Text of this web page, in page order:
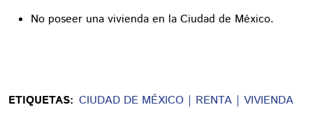
No poseer una vivienda en la Ciudad de México.
ETIQUETAS: CIUDAD DE MÉXICO RENTA VIVIENDA